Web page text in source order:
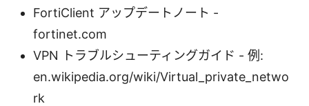
FortiClient アップデートノート -
fortinet.com
VPN トラブルシューティングガイド - 例:
en.wikipedia.org/wiki/Virtual_private_netwo
rk